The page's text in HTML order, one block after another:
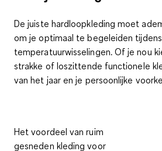
De juiste hardloopkleding moet
om je optimaal te begeleiden
temperatuurwisselingen. Of je nou
strakke of loszittende functionele
van het jaar en je persoonlijke
Het voordeel van ruim
gesneden kleding voor